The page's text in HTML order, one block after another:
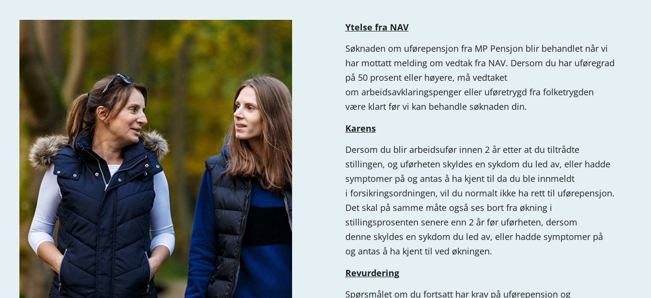
Ytelse fra NAV
Søknaden om uførepensjon fra MP Pensjon blir behandlet når vi
har mottatt melding om vedtak fra NAV. Dersom du har uføregrad
på 50 prosent eller høyere, må vedtaket
om arbeidsavklaringspenger eller uføretrygd fra folketrygden
være klart før vi kan behandle søknaden din.
Karens
Dersom du blir arbeidsufør innen 2 år etter at du tiltrådte
stillingen, og uførheten skyldes en sykdom du led av, eller hadde
symptomer på og antas å ha kjent til da du ble innmeldt
i forsikringsordningen, vil du normalt ikke ha rett til uførepensjon.
Det skal på samme måte også ses bort fra økning i
stillingsprosenten senere enn 2 år før uførheten, dersom
denne skyldes en sykdom du led av, eller hadde symptomer på
og antas å ha kjent til ved økningen.
Revurdering
Spørsmålet om du fortsatt har krav på uførepensjon og